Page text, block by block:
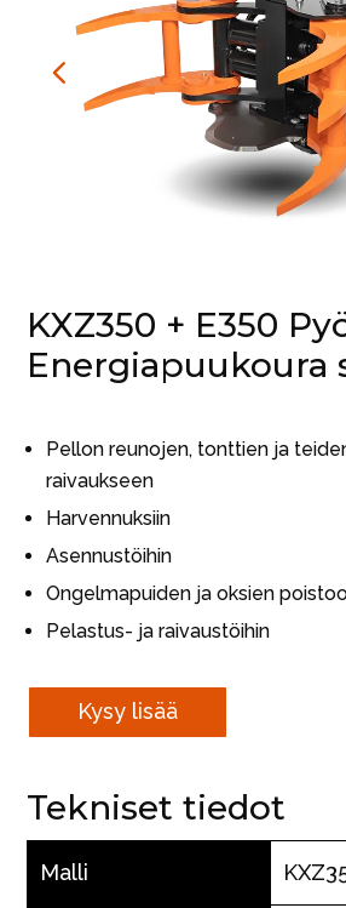
KXZ350 + E350
Energiapuukoura
Pellon reunojen, tonttien ja
raivaukseen
Harvennuksiin
Asennustöihin
Ongelmapuiden ja oksien
Pelastus- ja raivaustöihin
Kysy lisää
Tekniset tiedot
Malli